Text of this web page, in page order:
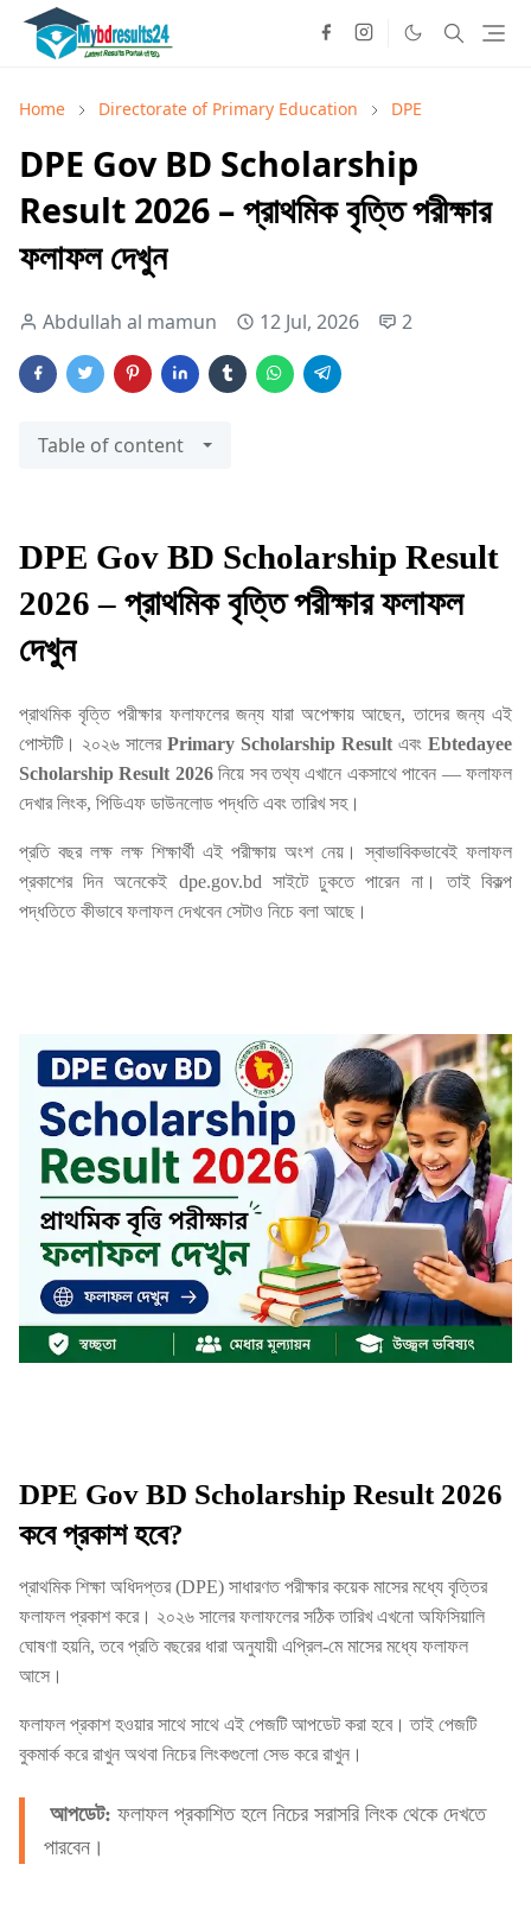
Home Directorate of Primary Education DPE
DPE Gov BD Scholarship
Result 2026 – প্রাথমিক বৃত্তি পরীক্ষার
ফলাফল দেখুন
Abdullah al mamun 12 Jul, 2026 2
Table of content
DPE Gov BD Scholarship Result
2026 – প্রাথমিক বৃত্তি পরীক্ষার ফলাফল
দেখুন
প্রাথমিক বৃত্তি পরীক্ষার ফলাফলের জন্য যারা অপেক্ষায় আছেন, তাদের জন্য এই
পোস্টটি। ২০২৬ সালের Primary Scholarship Result এবং Ebtedayee
Scholarship Result 2026নিয়ে সব তথ্য এখানে একসাথে পাবেন — ফলাফল
দেখার লিংক, পিডিএফ ডাউনলোড পদ্ধতি এবং তারিখ সহ।
প্রতি বছর লক্ষ লক্ষ শিক্ষার্থী এই পরীক্ষায় অংশ নেয়। স্বাভাবিকভাবেই ফলাফল
প্রকাশের দিন অনেকেই dpe.gov.bd সাইটে ঢুকতে পারেন না। তাই বিকল্প
পদ্ধতিতে কীভাবে ফলাফল দেখবেন সেটাও নিচে বলা আছে।
DPE Gov BD Scholarship Result 2026
কবে প্রকাশ হবে?
প্রাথমিক শিক্ষা অধিদপ্তর (DPE) সাধারণত পরীক্ষার কয়েক মাসের মধ্যে বৃত্তির
ফলাফল প্রকাশ করে। ২০২৬ সালের ফলাফলের সঠিক তারিখ এখনো অফিসিয়ালি
ঘোষণা হয়নি, তবে প্রতি বছরের ধারা অনুযায়ী এপ্রিল-মে মাসের মধ্যে ফলাফল
আসে।
ফলাফল প্রকাশ হওয়ার সাথে সাথে এই পেজটি আপডেট করা হবে। তাই পেজটি
বুকমার্ক করে রাখুন অথবা নিচের লিংকগুলো সেভ করে রাখুন।
আপডেট: ফলাফল প্রকাশিত হলে নিচের সরাসরি লিংক থেকে দেখতে
পারবেন।